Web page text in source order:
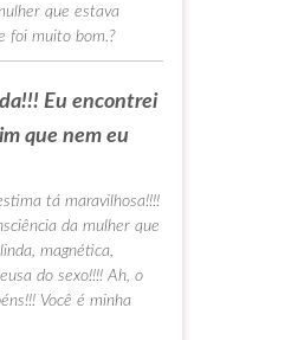
que estava
foi muito bom.?
Eu encontrei
que nem eu
tá maravilhosa!!!!
da mulher que
magnética,
do sexo!!!! Ah, o
Você é minha